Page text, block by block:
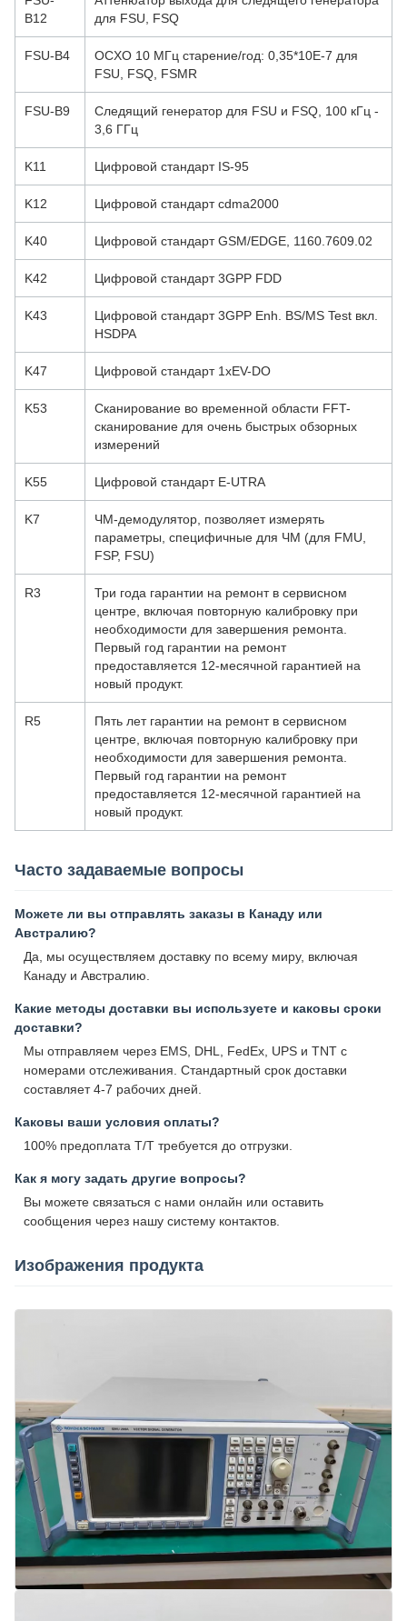
B12
для FSU, FSQ
FSU-B4
OCXO 10 МГц старение/год: 0,35*10E-7 для
FSU, FSQ, FSMR
FSU-B9
Следящий генератор для FSU и FSQ, 100 кГц -
3,6 ГГц
K11 Цифровой стандарт IS-95
K12 Цифровой стандарт cdma2000
K40 Цифровой стандарт GSM/EDGE, 1160.7609.02
K42 Цифровой стандарт 3GPP FDD
K43
Цифровой стандарт 3GPP Enh. BS/MS Test вкл.
HSDPA
K47 Цифровой стандарт 1xEV-DO
K53
Сканирование во временной области FFT-
сканирование для очень быстрых обзорных
измерений
K55 Цифровой стандарт E-UTRA
K7
ЧМ-демодулятор, позволяет измерять
параметры, специфичные для ЧМ (для FMU,
FSP, FSU)
R3
Три года гарантии на ремонт в сервисном
центре, включая повторную калибровку при
необходимости для завершения ремонта.
Первый год гарантии на ремонт
предоставляется 12-месячной гарантией на
новый продукт.
R5
Пять лет гарантии на ремонт в сервисном
центре, включая повторную калибровку при
необходимости для завершения ремонта.
Первый год гарантии на ремонт
предоставляется 12-месячной гарантией на
новый продукт.
Часто задаваемые вопросы
Можете ли вы отправлять заказы в Канаду или
Австралию?
Да, мы осуществляем доставку по всему миру, включая
Канаду и Австралию.
Какие методы доставки вы используете и каковы сроки
доставки?
Мы отправляем через EMS, DHL, FedEx, UPS и TNT с
номерами отслеживания. Стандартный срок доставки
составляет 4-7 рабочих дней.
Каковы ваши условия оплаты?
100% предоплата T/T требуется до отгрузки.
Как я могу задать другие вопросы?
Вы можете связаться с нами онлайн или оставить
сообщения через нашу систему контактов.
Изображения продукта